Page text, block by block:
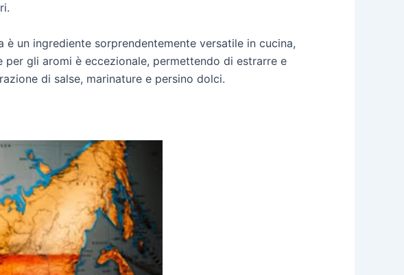
un ingrediente sorprendentemente versatile in cucina,
gli aromi è eccezionale, permettendo di estrarre e
di salse, marinature e persino dolci.